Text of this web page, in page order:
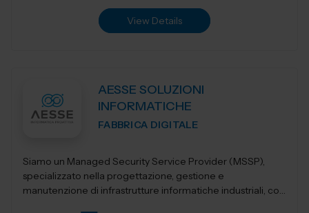
View Details
AESSE SOLUZIONI
INFORMATICHE
FABBRICA DIGITALE
Siamo un Managed Security Service Provider (MSSP),
specializzato nella progettazione, gestione e
manutenzione di infrastrutture informatiche industriali, con